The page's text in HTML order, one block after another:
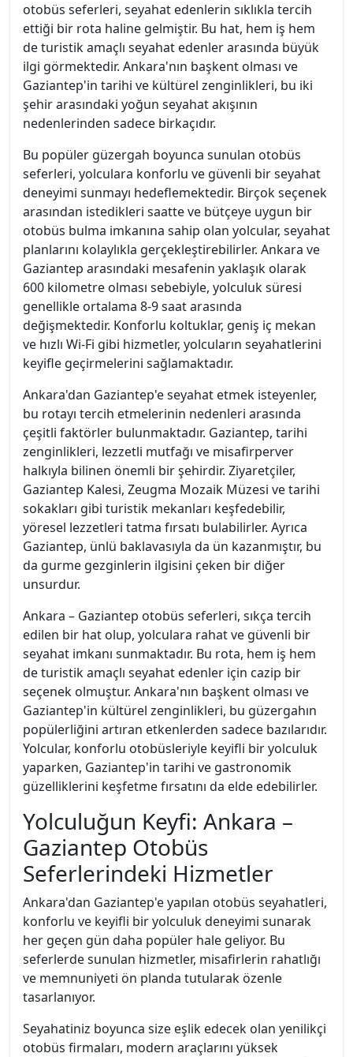
otobüs seferleri, seyahat edenlerin sıklıkla tercih
ettiği bir rota haline gelmiştir. Bu hat, hem iş hem
de turistik amaçlı seyahat edenler arasında büyük
ilgi görmektedir. Ankara'nın başkent olması ve
Gaziantep'in tarihi ve kültürel zenginlikleri, bu iki
şehir arasındaki yoğun seyahat akışının
nedenlerinden sadece birkaçıdır.
Bu popüler güzergah boyunca sunulan otobüs
seferleri, yolculara konforlu ve güvenli bir seyahat
deneyimi sunmayı hedeflemektedir. Birçok seçenek
arasından istedikleri saatte ve bütçeye uygun bir
otobüs bulma imkanına sahip olan yolcular, seyahat
planlarını kolaylıkla gerçekleştirebilirler. Ankara ve
Gaziantep arasındaki mesafenin yaklaşık olarak
600 kilometre olması sebebiyle, yolculuk süresi
genellikle ortalama 8-9 saat arasında
değişmektedir. Konforlu koltuklar, geniş iç mekan
ve hızlı Wi-Fi gibi hizmetler, yolcuların seyahatlerini
keyifle geçirmelerini sağlamaktadır.
Ankara'dan Gaziantep'e seyahat etmek isteyenler,
bu rotayı tercih etmelerinin nedenleri arasında
çeşitli faktörler bulunmaktadır. Gaziantep, tarihi
zenginlikleri, lezzetli mutfağı ve misafirperver
halkıyla bilinen önemli bir şehirdir. Ziyaretçiler,
Gaziantep Kalesi, Zeugma Mozaik Müzesi ve tarihi
sokakları gibi turistik mekanları keşfedebilir,
yöresel lezzetleri tatma fırsatı bulabilirler. Ayrıca
Gaziantep, ünlü baklavasıyla da ün kazanmıştır, bu
da gurme gezginlerin ilgisini çeken bir diğer
unsurdur.
Ankara – Gaziantep otobüs seferleri, sıkça tercih
edilen bir hat olup, yolculara rahat ve güvenli bir
seyahat imkanı sunmaktadır. Bu rota, hem iş hem
de turistik amaçlı seyahat edenler için cazip bir
seçenek olmuştur. Ankara'nın başkent olması ve
Gaziantep'in kültürel zenginlikleri, bu güzergahın
popülerliğini artıran etkenlerden sadece bazılarıdır.
Yolcular, konforlu otobüsleriyle keyifli bir yolculuk
yaparken, Gaziantep'in tarihi ve gastronomik
güzelliklerini keşfetme fırsatını da elde edebilirler.
Yolculuğun Keyfi: Ankara –
Gaziantep Otobüs
Seferlerindeki Hizmetler
Ankara'dan Gaziantep'e yapılan otobüs seyahatleri,
konforlu ve keyifli bir yolculuk deneyimi sunarak
her geçen gün daha popüler hale geliyor. Bu
seferlerde sunulan hizmetler, misafirlerin rahatlığı
ve memnuniyeti ön planda tutularak özenle
tasarlanıyor.
Seyahatiniz boyunca size eşlik edecek olan yenilikçi
otobüs firmaları, modern araçlarını yüksek